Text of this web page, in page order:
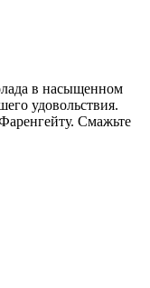
в насыщенном
удовольствия.
Смажьте